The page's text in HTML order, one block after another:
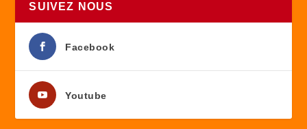
SUIVEZ NOUS
Facebook
Youtube